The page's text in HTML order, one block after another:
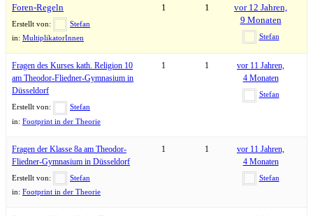
Foren-Regeln
Erstellt von:
Stefan
in: MultiplikatorInnen
1 1
vor 12 Jahren,
9 Monaten
Stefan
Fragen des Kurses kath. Religion 10
am Theodor-Fliedner-Gymnasium in
Düsseldorf
Erstellt von:
Stefan
in: Footprint in der Theorie
1 1
vor 11 Jahren,
4 Monaten
Stefan
Fragen der Klasse 8a am Theodor-
Fliedner-Gymnasium in Düsseldorf
Erstellt von:
Stefan
in: Footprint in der Theorie
1 1
vor 11 Jahren,
4 Monaten
Stefan